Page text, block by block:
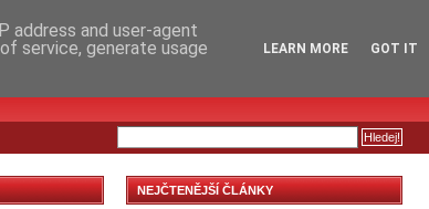
NEJČTENĚJŠÍ ČLÁNKY
address and user-agent
service, generate usage
LEARN MORE GOT IT